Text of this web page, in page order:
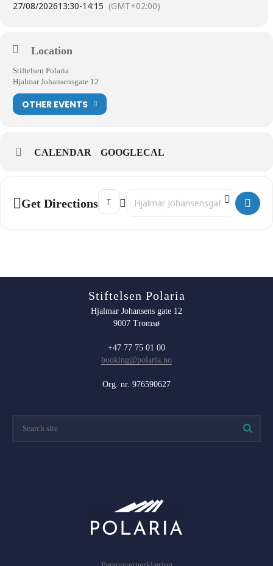
27/08/202613:30-14:15 (GMT+02:00)
Location
Stiftelsen Polaria
Hjalmar Johansensgate 12
OTHER EVENTS
CALENDAR GOOGLECAL
Get Directions
Address - 13:30 Guidet Omvisning av
Destination Address - 13:30 Guidet
Stiftelsen Polaria
Hjalmar Johansens gate 12
9007 Tromsø
+47 77 75 01 00
booking@polaria.no
Org. nr. 976590627